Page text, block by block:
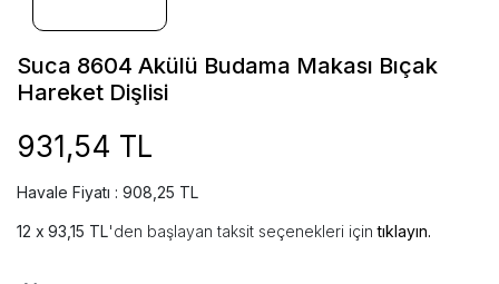
Suca 8604 Akülü Budama Makası Bıçak
Hareket Dişlisi
931,54 TL
Havale Fiyatı : 908,25 TL
93,15 TL'den başlayan taksit seçenekleri içintıklayın.